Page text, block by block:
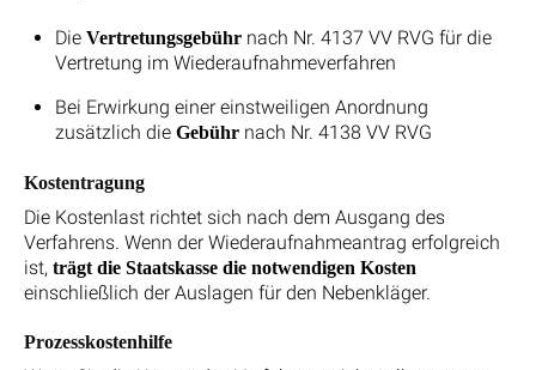
Die Vertretungsgebührnach Nr. 4137 VV RVG für die
Vertretung im Wiederaufnahmeverfahren
Bei Erwirkung einer einstweiligen Anordnung
zusätzlich die Gebührnach Nr. 4138 VV RVG
Kostentragung
Die Kostenlast richtet sich nach dem Ausgang des
Verfahrens. Wenn der Wiederaufnahmeantrag erfolgreich
ist, trägt die Staatskasse die notwendigen Kosten
einschließlich der Auslagen für den Nebenkläger.
Prozesskostenhilfe